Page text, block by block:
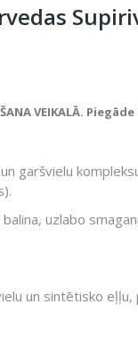
VEIKALĀ.
garšvielu
uzlabo
un sintētisko eļļu,